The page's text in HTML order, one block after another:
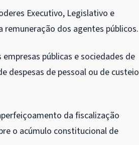
Executivo, Legislativo e
dos agentes públicos.
públicas e sociedades de
despesas de pessoal ou de custeio
da fiscalização
o acúmulo constitucional de